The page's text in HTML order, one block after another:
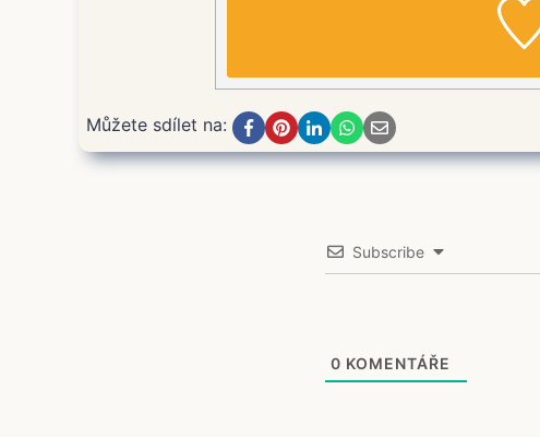
Můžete sdílet na:
Subscribe
0 KOMENTÁŘE